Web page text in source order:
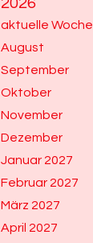
2026
aktuelle Woche
August
September
Oktober
November
Dezember
Januar 2027
Februar 2027
März 2027
April 2027